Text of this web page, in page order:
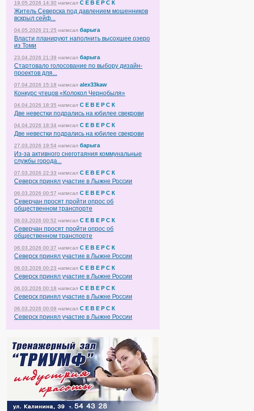
19.05.2026 14:30 написал С Е В Е Р С К
Житель Северска под давлением мошенников
вскрыл сейф...
04.05.2026 21:25 написал барыга
Власти планируют наполнить высохшее озеро
из Томи
23.04.2026 21:39 написал барыга
Стартовало голосование по выбору дизайн-
проектов для...
07.04.2026 15:18 написал alex33kaw
Конкурс чтецов «Колокол Чернобыля»
04.04.2026 18:35 написал С Е В Е Р С К
Две невестки подрались на юбилее свекрови
04.04.2026 18:34 написал С Е В Е Р С К
Две невестки подрались на юбилее свекрови
27.03.2026 19:54 написал барыга
Из-за активного снеготаяния коммунальные
службы города...
07.03.2026 22:33 написал С Е В Е Р С К
Северск принял участие в Лыжне России
06.03.2026 00:57 написал С Е В Е Р С К
Северчан просят пройти опрос об
общественном транспорте
06.03.2026 00:52 написал С Е В Е Р С К
Северчан просят пройти опрос об
общественном транспорте
06.03.2026 00:37 написал С Е В Е Р С К
Северск принял участие в Лыжне России
06.03.2026 00:23 написал С Е В Е Р С К
Северск принял участие в Лыжне России
06.03.2026 00:18 написал С Е В Е Р С К
Северск принял участие в Лыжне России
06.03.2026 00:09 написал С Е В Е Р С К
Северск принял участие в Лыжне России